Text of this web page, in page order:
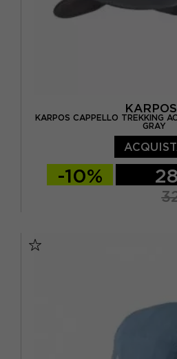
KARPOS
KARPOS CAPPELLO TREKKING
GRAY
-10%